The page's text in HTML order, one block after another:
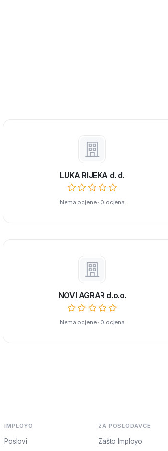
LUKA RIJEKA d. d.
Nema ocjene · 0 ocjena
NOVI AGRAR d.o.o.
Nema ocjene · 0 ocjena
IMPLOYO
Poslovi
ZA POSLODAVCE
Zašto Imployo